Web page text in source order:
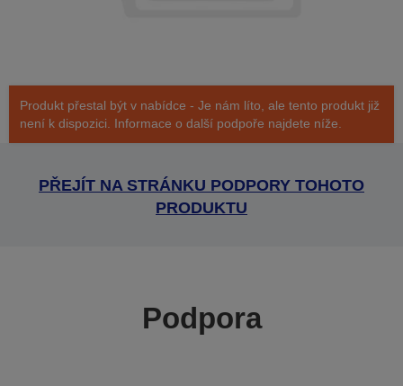
Produkt přestal být v nabídce - Je nám líto, ale tento produkt již
není k dispozici. Informace o další podpoře najdete níže.
PŘEJÍT NA STRÁNKU PODPORY TOHOTO
PRODUKTU
Podpora